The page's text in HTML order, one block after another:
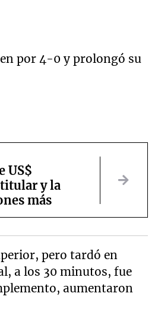
por 4-0 y prolongó su
US$
y la
más
pero tardó en
a los 30 minutos, fue
aumentaron